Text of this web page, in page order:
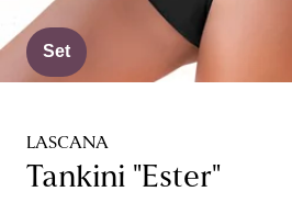
Set
LASCANA
Tankini "Ester"